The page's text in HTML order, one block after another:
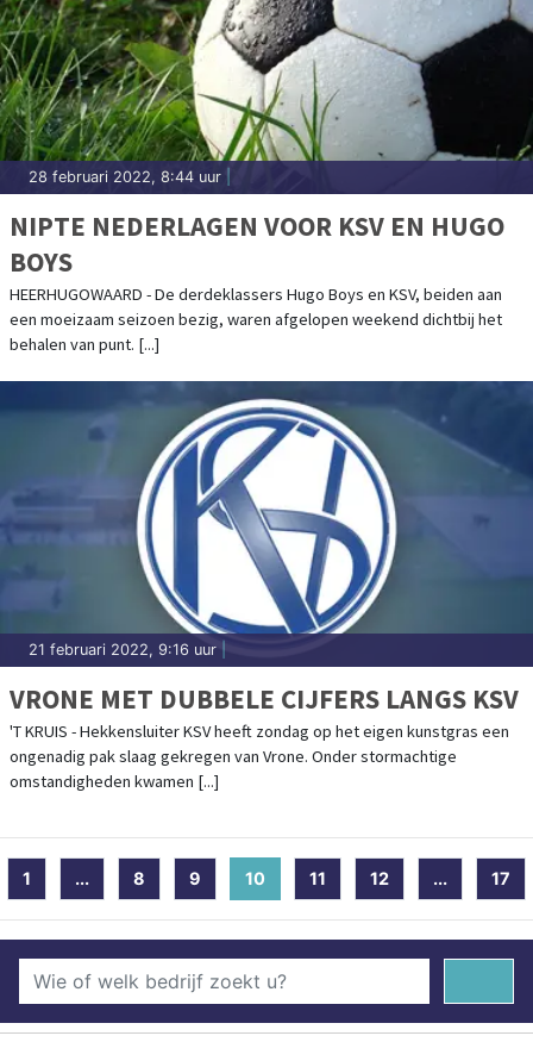
28 februari 2022, 8:44 uur
NIPTE NEDERLAGEN VOOR KSV EN HUGO
BOYS
HEERHUGOWAARD - De derdeklassers Hugo Boys en KSV, beiden aan
een moeizaam seizoen bezig, waren afgelopen weekend dichtbij het
behalen van punt. [...]
21 februari 2022, 9:16 uur
VRONE MET DUBBELE CIJFERS LANGS KSV
'T KRUIS - Hekkensluiter KSV heeft zondag op het eigen kunstgras een
ongenadig pak slaag gekregen van Vrone. Onder stormachtige
omstandigheden kwamen [...]
1 ... 8 9 10 (current)
11 12 ... 17